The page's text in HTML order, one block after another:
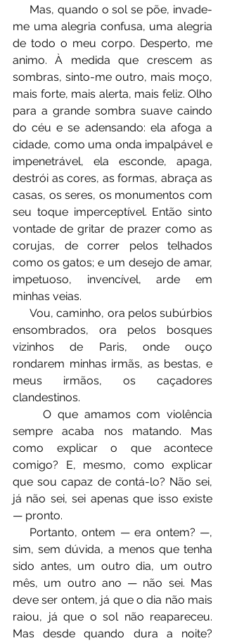
⠀⠀Mas, quando o sol se põe, invade-
me uma alegria confusa, uma alegria
de todo o meu corpo. Desperto, me
animo. À medida que crescem as
sombras, sinto-me outro, mais moço,
mais forte, mais alerta, mais feliz. Olho
para a grande sombra suave caindo
do céu e se adensando: ela afoga a
cidade, como uma onda impalpável e
impenetrável, ela esconde, apaga,
destrói as cores, as formas, abraça as
casas, os seres, os monumentos com
seu toque imperceptível. Então sinto
vontade de gritar de prazer como as
corujas, de correr pelos telhados
como os gatos; e um desejo de amar,
impetuoso, invencível, arde em
minhas veias.
⠀⠀Vou, caminho, ora pelos subúrbios
ensombrados, ora pelos bosques
vizinhos de Paris, onde ouço
rondarem minhas irmãs, as bestas, e
meus irmãos, os caçadores
clandestinos.
     O que amamos com violência
sempre acaba nos matando. Mas
como explicar o que acontece
comigo? E, mesmo, como explicar
que sou capaz de contá-lo? Não sei,
já não sei, sei apenas que isso existe
— pronto.
⠀⠀Portanto, ontem — era ontem? —,
sim, sem dúvida, a menos que tenha
sido antes, um outro dia, um outro
mês, um outro ano — não sei. Mas
deve ser ontem, já que o dia não mais
raiou, já que o sol não reapareceu.
Mas desde quando dura a noite?